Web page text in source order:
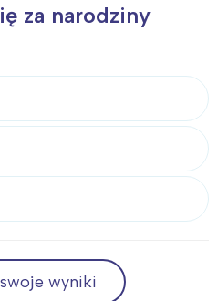
za narodziny
wyniki